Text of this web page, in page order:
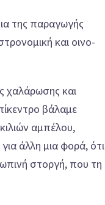
της παραγωγής
και οινο-
χαλάρωσης και
βάλαμε
αμπέλου,
άλλη μια φορά, ότι
στοργή, που τη